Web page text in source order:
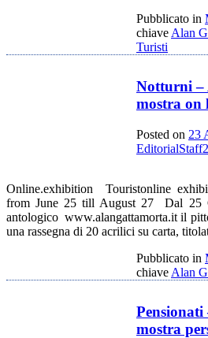
Online.exhibition Touristonline
from June 25 till August 27 Dal 25
antologico www.alangattamorta.it il
una rassegna di 20 acrilici su carta,
Pubblicato in
chiave Alan
Turisti
Notturni –
mostra on
Posted on 23
EditorialStaff2
Pubblicato in
chiave Alan
mostra